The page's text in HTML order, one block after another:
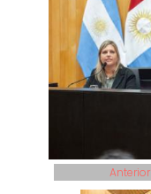
Anterior